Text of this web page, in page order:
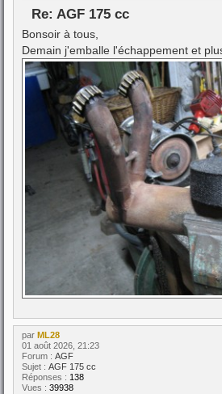
Re: AGF 175 cc
Bonsoir à tous,
Demain j'emballe l'échappement et
par ML28
01 août 2026, 21:23
Forum : AGF
Sujet : AGF 175 cc
Réponses : 138
Vues : 39938